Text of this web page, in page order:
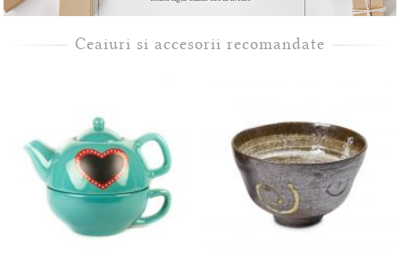
Ceaiuri si accesorii recomandate